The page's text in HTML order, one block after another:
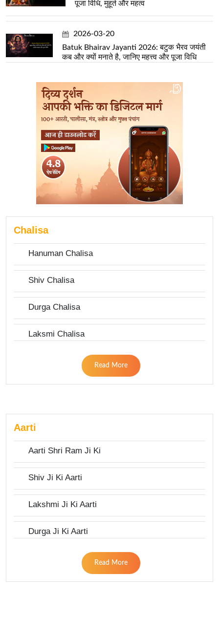
पूजा विधि, मुहूर्त और महत्व
2026-03-20
Batuk Bhairav Jayanti 2026: बटुक भैरव जयंती
कब और क्यों मनाते है, जानिए महत्त्व और पूजा विधि
Chalisa
Hanuman Chalisa
Shiv Chalisa
Durga Chalisa
Laksmi Chalisa
Read More
Aarti
Aarti Shri Ram Ji Ki
Shiv Ji Ki Aarti
Lakshmi Ji Ki Aarti
Durga Ji Ki Aarti
Read More